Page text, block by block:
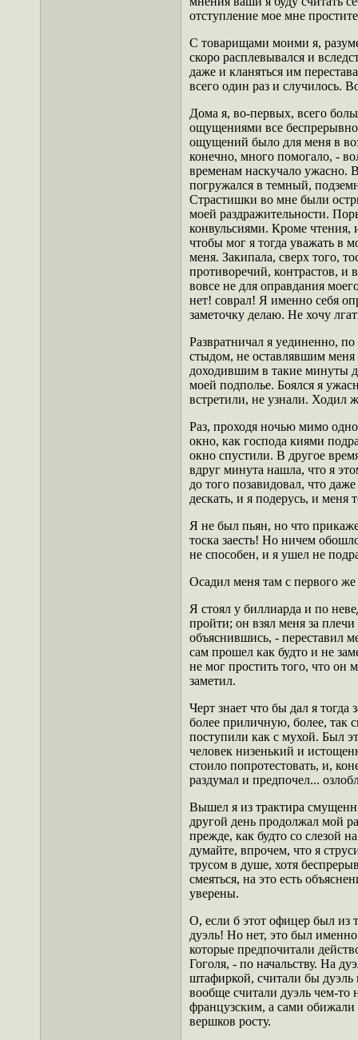
отступление мое мне
С товарищами моими я,
скоро расплевывался и
даже и кланяться им
всего один раз и случилось.
Дома я, во-первых, всего
ощущениями все
ощущений было для меня в
конечно, много помогало, -
временам наскучало ужасно.
погружался в темный,
Страстишки во мне были
моей раздражительности.
конвульсиями. Кроме чтения,
чтобы мог я тогда уважать в
меня. Закипала, сверх того,
противоречий, контрастов, и
вовсе не для оправдания
нет! соврал! Я именно себя
заметочку делаю. Не хочу
Развратничал я уединенно,
стыдом, не оставлявшим
доходившим в такие минуты
моей подполье. Боялся я
встретили, не узнали. Ходил
Раз, проходя ночью мимо
окно, как господа киями
окно спустили. В другое
вдруг минута нашла, что я
до того позавидовал, что
дескать, и я подерусь, и меня
Я не был пьян, но что
тоска заесть! Но ничем
не способен, и я ушел не
Осадил меня там с первого
Я стоял у биллиарда и по
пройти; он взял меня за
объяснившись, - переставил
сам прошел как будто и не
не мог простить того, что он
заметил.
Черт знает что бы дал я
более приличную, более, так
поступили как с мухой. Был
человек низенький и
стоило попротестовать, и,
раздумал и предпочел...
Вышел я из трактира
другой день продолжал мой
прежде, как будто со слезой
думайте, впрочем, что я
трусом в душе, хотя
смеяться, на это есть
уверены.
О, если б этот офицер был из
дуэль! Но нет, это был
которые предпочитали
Гоголя, - по начальству. На
штафиркой, считали бы
вообще считали дуэль чем-
французским, а сами обижали
вершков росту.